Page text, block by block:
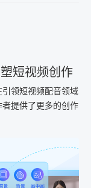
短视频创作
领短视频配音领域
提供了更多的创作